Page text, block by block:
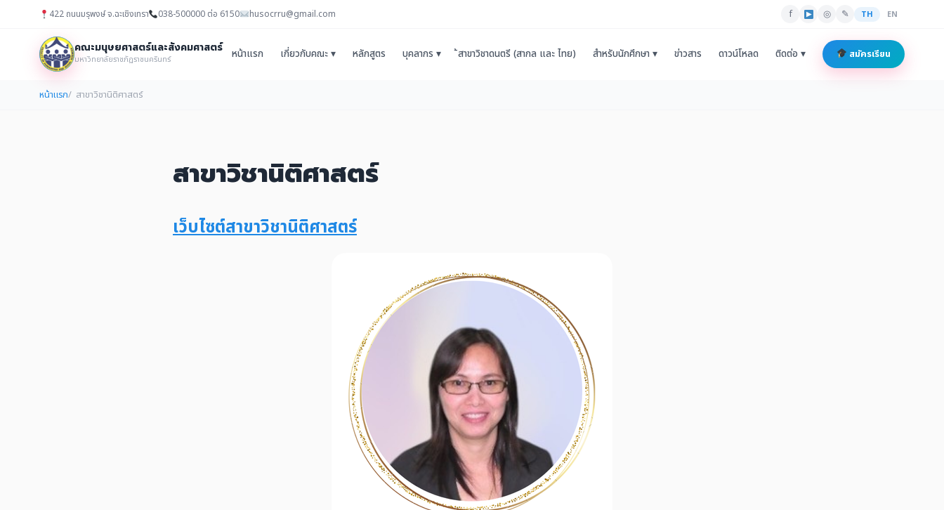
422 ถนนมรุพงษ์ จ.ฉะเชิงเทรา 038-500000 ต่อ 6150 husocrru@gmail.com f ◎ ✎ TH EN
คณะมนุษยศาสตร์และสังคมศาสตร์
มหาวิทยาลัยราชภัฏราชนครินทร์ หน้าแรก เกี่ยวกับคณะ ▾ หลักสูตร บุคลากร ▾ ้สาขาวิชาดนตรี (สากล และ ไทย) สำหรับนักศึกษา ▾ ข่าวสาร ดาวน์โหลด ติดต่อ ▾ สมัครเรียน
หน้าแรก สาขาวิชานิติศาสตร์
สาขาวิชานิติศาสตร์
เว็บไซต์สาขาวิชานิติศาสตร์